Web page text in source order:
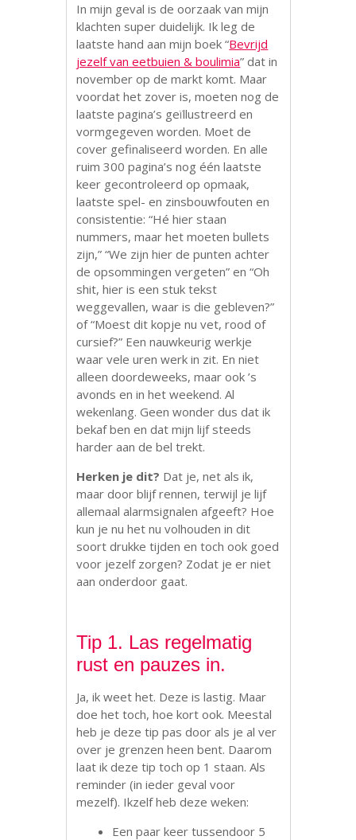
In mijn geval is de oorzaak van mijn
klachten super duidelijk. Ik leg de
laatste hand aan mijn boek “Bevrijd
jezelf van eetbuien & boulimia” dat in
november op de markt komt. Maar
voordat het zover is, moeten nog de
laatste pagina’s geïllustreerd en
vormgegeven worden. Moet de
cover gefinaliseerd worden. En alle
ruim 300 pagina’s nog één laatste
keer gecontroleerd op opmaak,
laatste spel- en zinsbouwfouten en
consistentie: “Hé hier staan
nummers, maar het moeten bullets
zijn,” “We zijn hier de punten achter
de opsommingen vergeten” en “Oh
shit, hier is een stuk tekst
weggevallen, waar is die gebleven?”
of “Moest dit kopje nu vet, rood of
cursief?” Een nauwkeurig werkje
waar vele uren werk in zit. En niet
alleen doordeweeks, maar ook ’s
avonds en in het weekend. Al
wekenlang. Geen wonder dus dat ik
bekaf ben en dat mijn lijf steeds
harder aan de bel trekt.
Herken je dit? Dat je, net als ik,
maar door blijf rennen, terwijl je lijf
allemaal alarmsignalen afgeeft? Hoe
kun je nu het nu volhouden in dit
soort drukke tijden en toch ook goed
voor jezelf zorgen? Zodat je er niet
aan onderdoor gaat.
Tip 1. Las regelmatig
rust en pauzes in.
Ja, ik weet het. Deze is lastig. Maar
doe het toch, hoe kort ook. Meestal
heb je deze tip pas door als je al ver
over je grenzen heen bent. Daarom
laat ik deze tip toch op 1 staan. Als
reminder (in ieder geval voor
mezelf). Ikzelf heb deze weken:
Een paar keer tussendoor 5